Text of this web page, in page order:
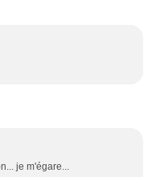
je m'égare...